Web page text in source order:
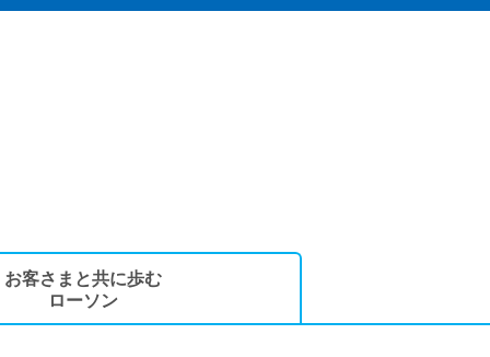
お客さまと共に歩む
ローソン